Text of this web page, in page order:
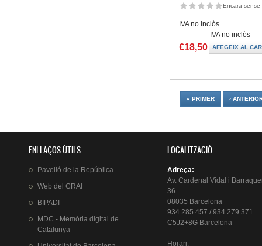
Encara sense
IVA no inclòs
IVA no inclòs
€18,50
« PRIMER ‹
ENLLAÇOS ÚTILS
Pavelló de la República
Web del CRAI
BIPADI
MDC - Memòria digital de
Catalunya
LOCALITZACIÓ
Adreça:
Av. Cardenal Vidal i
36
08035 Barcelona
934 285 457 / 934 279 371
C5J2+8G Barcelona
Horari: